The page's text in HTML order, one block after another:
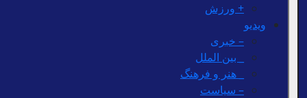
+ ورزش
ویدیو
– خبری
_ بین الملل
_ هنر و فرهنگ
– سیاست